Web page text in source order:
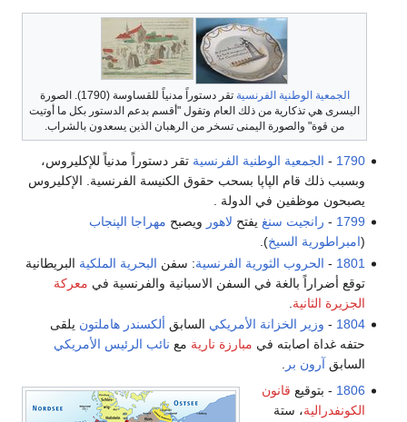
الجمعية الوطنية الفرنسية
تقر دستوراً مدنياً للقساوسة (1790). الصورة
اليسرى هي تذكارية من ذلك العام وتقول "أقسم بدعم الدستور بكل ما أوتيت
من قوة" والصورة اليمنى تسخر من الرهبان الذين يسعدون بالشراب.
1790
- الجمعية الوطنية الفرنسية تقر دستوراً مدنياً للإكليروس،
وبسبب ذلك قام الپاپا بسحب حقوق الكنيسة الفرنسية. الإكليروس
يصبحون موظفين في الدولة .
1799
- رانجيت سنغ يفتح لاهور ويصبح مهراجا الپنجاب
(امبراطورية السيخ).
1801
- الحروب الثورية الفرنسية: سفن البحرية الملكية البريطانية
توقع أضراراً بالغة في السفن الاسبانية والفرنسية في معركة
الجزيرة الثانية
1804
- وزير الخزانة الأمريكي السابق ألكسندر هاملتون يلقى
حتفه غداة اصابته في مبارزة نارية مع نائب الرئيس الأمريكي
السابق آرون بر
1806 - بتوقيع قانون
الكونفدرالية، ستة